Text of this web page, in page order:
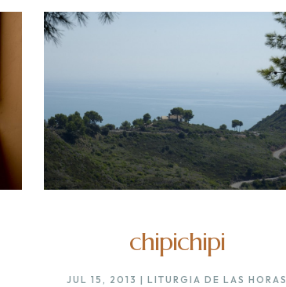
chipichipi
JUL 15, 2013 |LITURGIA DE LAS HORAS